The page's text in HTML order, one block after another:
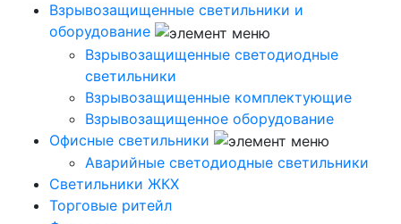
Взрывозащищенные светильники и
оборудование
Взрывозащищенные светодиодные
светильники
Взрывозащищенные комплектующие
Взрывозащищенное оборудование
Офисные светильники
Аварийные светодиодные светильники
Светильники ЖКХ
Торговые ритейл